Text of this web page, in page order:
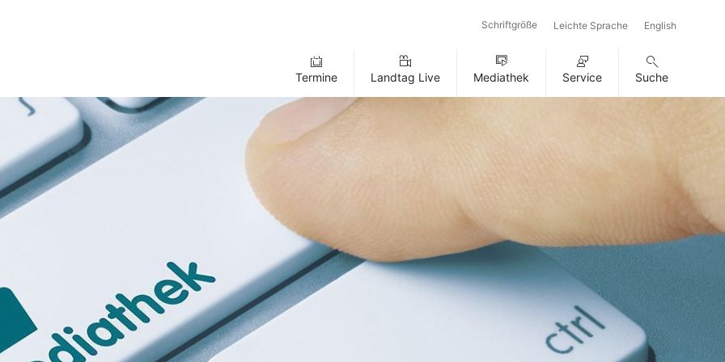
Schriftgröße Leichte Sprache English
Termine Landtag Live Mediathek Service Suche